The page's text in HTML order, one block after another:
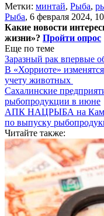
Метки: минтай, Рыба,
Рыба, 6 февраля 2024,
Какие новости
жизни»? Пройти опрос
Еще по теме
Заразный рак впервые
В «Хорриоте»
учету животных
Сахалинские
рыбопродукции в июне
АПК НАЦРЫБА на
по выпуску
Читайте также: